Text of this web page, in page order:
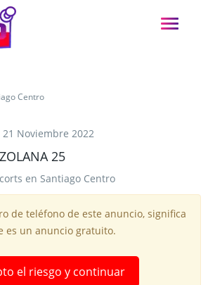
Centro
21 Noviembre 2022
25
en Santiago Centro
de teléfono de este anuncio, significa
es un anuncio gratuito.
el riesgo y continuar